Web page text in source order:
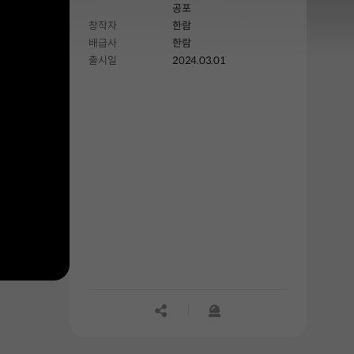
공포
창작자
한람
배급사
한람
출시일
2024.03.01
공유하기신고하기